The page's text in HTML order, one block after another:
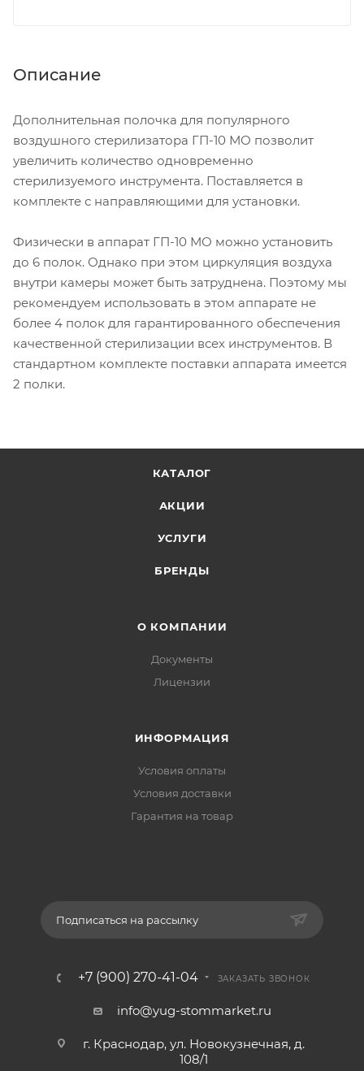
Описание
Дополнительная полочка для популярного
воздушного стерилизатора ГП-10 МО позволит
увеличить количество одновременно
стерилизуемого инструмента. Поставляется в
комплекте с направляющими для установки.
Физически в аппарат ГП-10 МО можно установить
до 6 полок. Однако при этом циркуляция воздуха
внутри камеры может быть затруднена. Поэтому мы
рекомендуем использовать в этом аппарате не
более 4 полок для гарантированного обеспечения
качественной стерилизации всех инструментов. В
стандартном комплекте поставки аппарата имеется
2 полки.
КАТАЛОГ
АКЦИИ
УСЛУГИ
БРЕНДЫ
О КОМПАНИИ
Документы
Лицензии
ИНФОРМАЦИЯ
Условия оплаты
Условия доставки
Гарантия на товар
Подписаться на рассылку
+7 (900) 270-41-04 ЗАКАЗАТЬ ЗВОНОК
info@yug-stommarket.ru
г. Краснодар, ул. Новокузнечная, д.
108/1